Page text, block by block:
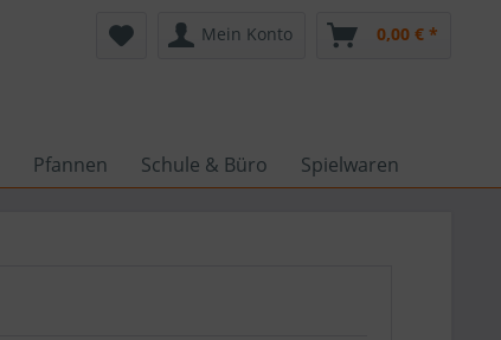
Mein Konto 0,00 € *
Pfannen Schule & Büro Spielwaren